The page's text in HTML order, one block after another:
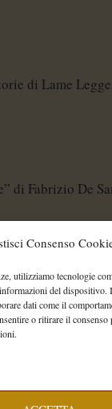
Consenso
utilizziamo tecnologie
del dispositivo.
dati come il
o ritirare il
di Lame
di Fabrizio De
di Lame